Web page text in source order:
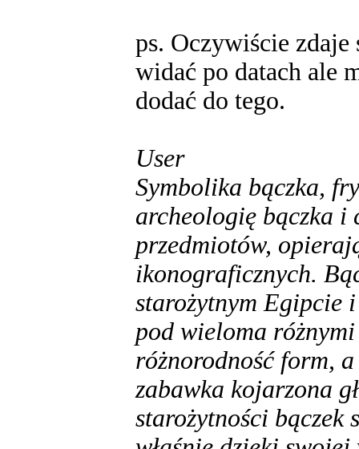
ps. Oczywiście zdaje
widać po datach ale
dodać do tego.
User
Symbolika bączka,
archeologię bączka i
przedmiotów,
ikonograficznych.
starożytnym Egipcie
pod wieloma
różnorodność form,
zabawka kojarzona
starożytności bączek